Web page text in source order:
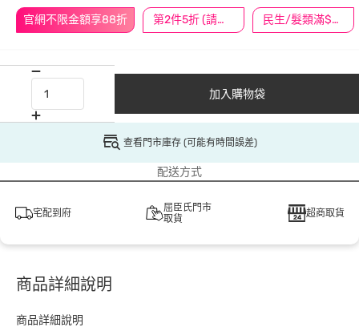
官網不限金額享88折 第2件5折 (請任選2件商品) 民生/髮類滿$388送舒潔冰巾
加入購物袋
查看門市庫存 (可能有時間誤差)
配送方式
宅配到府
屈臣氏門市
取貨
超商取貨
商品詳細說明
商品詳細說明